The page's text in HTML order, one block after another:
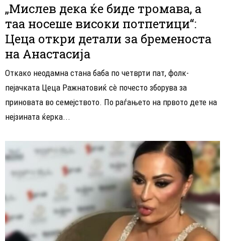
„Мислев дека ќе биде тромава, а
таа носеше високи потпетици“:
Цеца откри детали за бременоста
на Анастасија
Откако неодамна стана баба по четврти пат, фолк-
пејачката Цеца Ражнатовиќ сè почесто зборува за
приновата во семејството. По раѓањето на првото дете на
нејзината ќерка...